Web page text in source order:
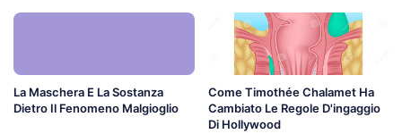
La Maschera E La Sostanza
Dietro Il Fenomeno Malgioglio
Come Timothée Chalamet Ha
Cambiato Le Regole D'ingaggio
Di Hollywood